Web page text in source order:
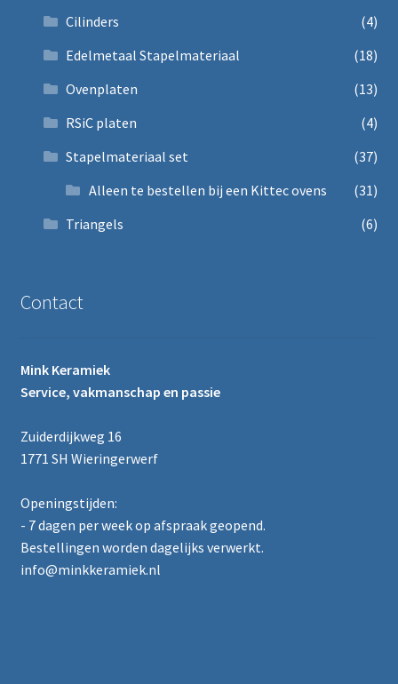
Cilinders
(4)
Edelmetaal Stapelmateriaal
(18)
Ovenplaten
(13)
RSiC platen
(4)
Stapelmateriaal set
(37)
Alleen te bestellen bij een Kittec ovens
(31)
Triangels
(6)
Contact
Mink Keramiek
Service, vakmanschap en passie
Zuiderdijkweg 16
1771 SH Wieringerwerf
Openingstijden:
- 7 dagen per week op afspraak geopend.
Bestellingen worden dagelijks verwerkt.
info@minkkeramiek.nl